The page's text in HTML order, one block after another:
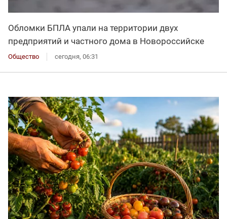
Обломки БПЛА упали на территории двух
предприятий и частного дома в Новороссийске
Общество сегодня, 06:31